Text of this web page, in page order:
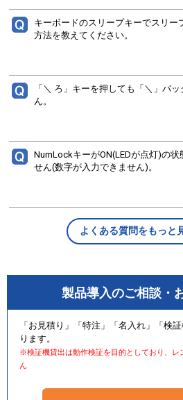
キーボードのスリープキーでスリー
方法を教えてください。
「＼ ろ」キーを押しても「＼」バ
ん。
NumLockキーがON(LEDが点灯)の
せん(数字が入力できません)。
よくある質問をもっと
製品導入のご相談・
「お見積り」「特注」「名入れ」「検
ります。
※検証機貸出は動作検証を目的としており、レ
ん